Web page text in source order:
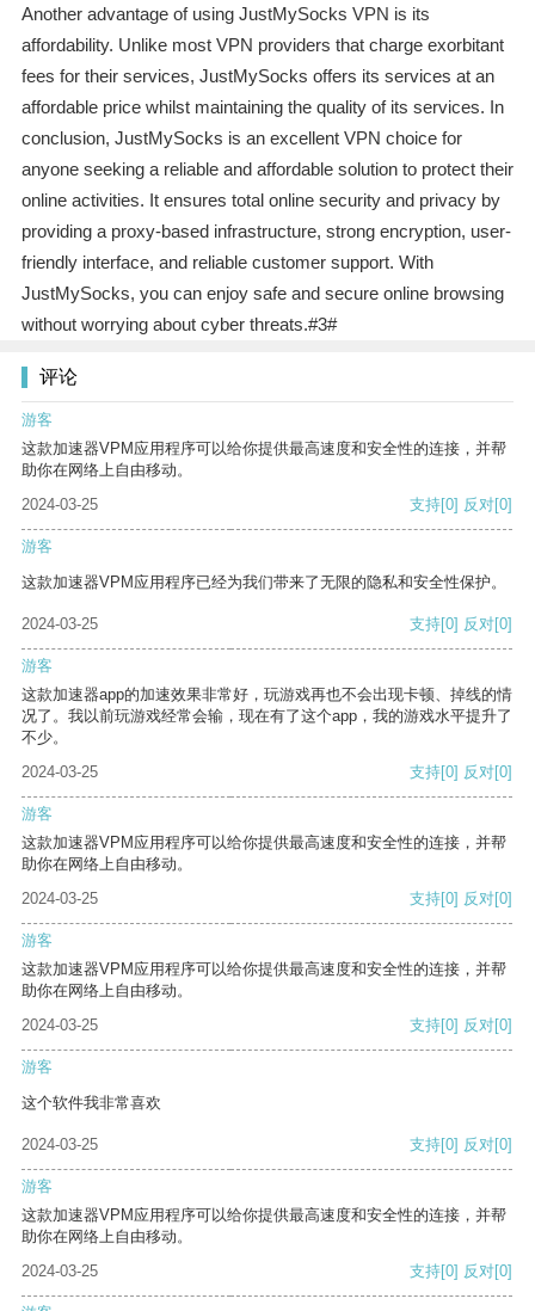
Another advantage of using JustMySocks VPN is its
affordability. Unlike most VPN providers that charge exorbitant
fees for their services, JustMySocks offers its services at an
affordable price whilst maintaining the quality of its services. In
conclusion, JustMySocks is an excellent VPN choice for
anyone seeking a reliable and affordable solution to protect their
online activities. It ensures total online security and privacy by
providing a proxy-based infrastructure, strong encryption, user-
friendly interface, and reliable customer support. With
JustMySocks, you can enjoy safe and secure online browsing
without worrying about cyber threats.#3#
评论
游客
这款加速器VPM应用程序可以给你提供最高速度和安全性的连接，并帮
助你在网络上自由移动。
2024-03-25
支持[0] 反对[0]
游客
这款加速器VPM应用程序已经为我们带来了无限的隐私和安全性保护。
2024-03-25 支持[0] 反对[0]
游客
这款加速器app的加速效果非常好，玩游戏再也不会出现卡顿、掉线的情
况了。我以前玩游戏经常会输，现在有了这个app，我的游戏水平提升了
不少。
2024-03-25
支持[0] 反对[0]
游客
这款加速器VPM应用程序可以给你提供最高速度和安全性的连接，并帮
助你在网络上自由移动。
2024-03-25
支持[0] 反对[0]
游客
这款加速器VPM应用程序可以给你提供最高速度和安全性的连接，并帮
助你在网络上自由移动。
2024-03-25
支持[0] 反对[0]
游客
这个软件我非常喜欢
2024-03-25 支持[0] 反对[0]
游客
这款加速器VPM应用程序可以给你提供最高速度和安全性的连接，并帮
助你在网络上自由移动。
2024-03-25
支持[0] 反对[0]